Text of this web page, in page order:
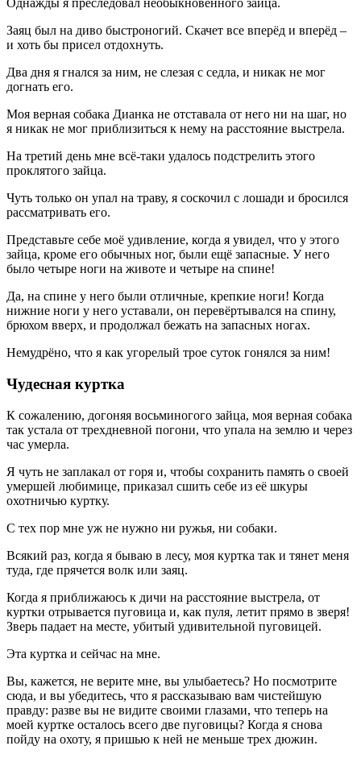
Однажды я преследовал необыкновенного зайца.
Заяц был на диво быстроногий. Скачет все вперёд и вперёд –
и хоть бы присел отдохнуть.
Два дня я гнался за ним, не слезая с седла, и никак не мог
догнать его.
Моя верная собака Дианка не отставала от него ни на шаг, но
я никак не мог приблизиться к нему на расстояние выстрела.
На третий день мне всё-таки удалось подстрелить этого
проклятого зайца.
Чуть только он упал на траву, я соскочил с лошади и бросился
рассматривать его.
Представьте себе моё удивление, когда я увидел, что у этого
зайца, кроме его обычных ног, были ещё запасные. У него
было четыре ноги на животе и четыре на спине!
Да, на спине у него были отличные, крепкие ноги! Когда
нижние ноги у него уставали, он перевёртывался на спину,
брюхом вверх, и продолжал бежать на запасных ногах.
Немудрёно, что я как угорелый трое суток гонялся за ним!
Чудесная куртка
К сожалению, догоняя восьминогого зайца, моя верная собака
так устала от трехдневной погони, что упала на землю и через
час умерла.
Я чуть не заплакал от горя и, чтобы сохранить память о своей
умершей любимице, приказал сшить себе из её шкуры
охотничью куртку.
С тех пор мне уж не нужно ни ружья, ни собаки.
Всякий раз, когда я бываю в лесу, моя куртка так и тянет меня
туда, где прячется волк или заяц.
Когда я приближаюсь к дичи на расстояние выстрела, от
куртки отрывается пуговица и, как пуля, летит прямо в зверя!
Зверь падает на месте, убитый удивительной пуговицей.
Эта куртка и сейчас на мне.
Вы, кажется, не верите мне, вы улыбаетесь? Но посмотрите
сюда, и вы убедитесь, что я рассказываю вам чистейшую
правду: разве вы не видите своими глазами, что теперь на
моей куртке осталось всего две пуговицы? Когда я снова
пойду на охоту, я пришью к ней не меньше трех дюжин.